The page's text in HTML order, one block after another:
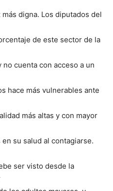
digna. Los diputados del
de este sector de la
cuenta con acceso a un
hace más vulnerables ante
más altas y con mayor
su salud al contagiarse.
ser visto desde la